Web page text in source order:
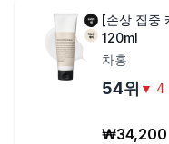
[손상 집중
120ml
차홍
54위 ▼ 4
₩34,200